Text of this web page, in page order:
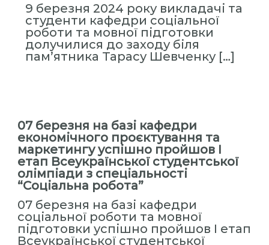
9 березня 2024 року викладачі та
студенти кафедри соціальної
роботи та мовної підготовки
долучилися до заходу біля
пам’ятника Тарасу Шевченку […]
07 березня на базі кафедри
економічного проєктування та
маркетингу успішно пройшов І
етап Всеукраїнської студентської
олімпіади з спеціальності
“Соціальна робота”
07 березня на базі кафедри
соціальної роботи та мовної
підготовки успішно пройшов І етап
Всеукраїнської студентської